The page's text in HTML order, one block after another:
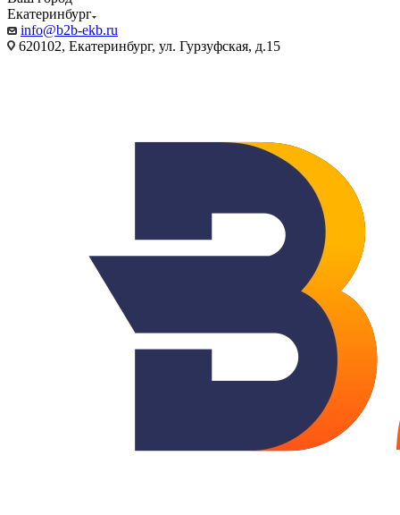
Екатеринбург
info@b2b-ekb.ru
620102, Екатеринбург, ул. Гурзуфская, д.15